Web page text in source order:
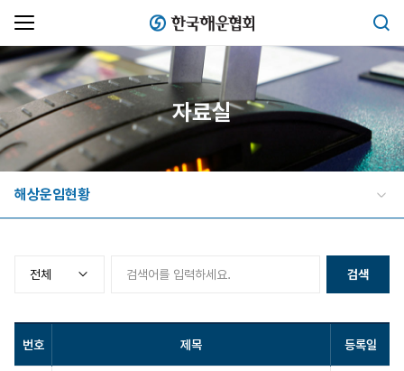
검색
한국해운협회
자료실
해상운임현황
검색
번호 제목 등록일